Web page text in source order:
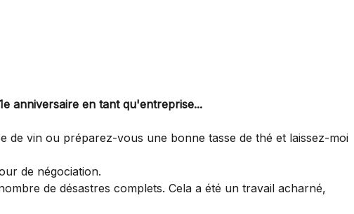
anniversaire en tant qu'entreprise...
de vin ou préparez-vous une bonne tasse de thé et laissez-moi
de négociation.
de désastres complets. Cela a été un travail acharné,